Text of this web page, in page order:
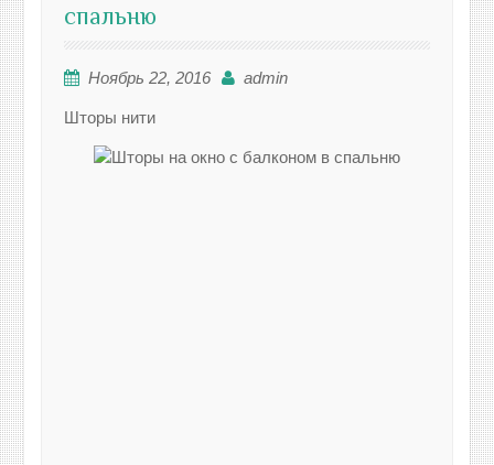
спальню
Ноябрь 22, 2016 admin
Шторы нити